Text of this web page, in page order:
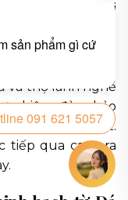
tác và xử lý đá tại
hàng trong
kiện phong thủy;
dài hạn. Toàn
và thợ lành nghề
hiện, đảm bảo
độ cam kết.
tiếp qua camera